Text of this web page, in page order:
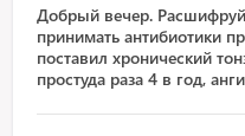
Добрый вечер.
принимать антибиотики
поставил хронический
простуда раза 4 в год,